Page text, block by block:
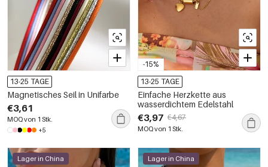
13-25 TAGE
Magnetisches Seil in Unifarbe
€3,61
MOQ von 1 Stk.
+5
-15%
13-25 TAGE
Einfache Herzkette aus
wasserdichtem Edelstahl
€3,97 €4,67
MOQ von 1 Stk.
Lager in China Lager in China